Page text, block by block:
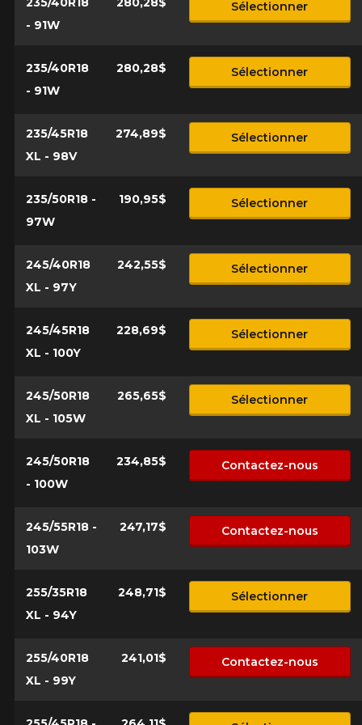
- 91W
Sélectionner
235/40R18
- 91W
280,28$ Sélectionner
235/45R18
XL - 98V
274,89$ Sélectionner
235/50R18 -
97W
190,95$ Sélectionner
245/40R18
XL - 97Y
242,55$ Sélectionner
245/45R18
XL - 100Y
228,69$ Sélectionner
245/50R18
XL - 105W
265,65$ Sélectionner
245/50R18
- 100W
234,85$ Contactez-nous
245/55R18 -
103W
247,17$ Contactez-nous
255/35R18
XL - 94Y
248,71$ Sélectionner
255/40R18
XL - 99Y
241,01$ Contactez-nous